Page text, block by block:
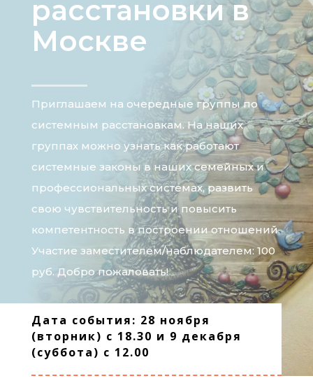
расстановки в
Москве
Приглашаем на очередные группы по
системным расстановкам. На наших
группах можно узнать как работают
системные законы в наших семейных и
профессиональных системах, развить
свою чувствительность и повысить
компетентность в построении отношений.
Участие заместителем/наблюдателем: 100
руб. Добро пожаловать!
Дата события: 28 ноября
(вторник) с 18.30 и 9 декабря
(суббота) с 12.00